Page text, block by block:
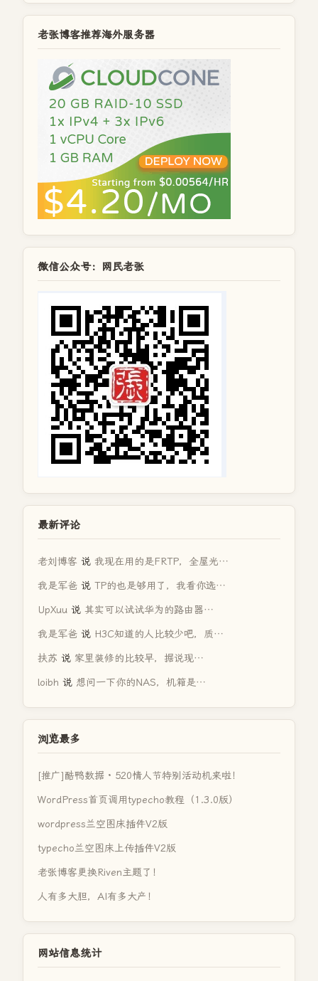
老张博客推荐海外服务器
微信公众号：网民老张
最新评论
老刘博客 说 我现在用的是FRTP，全屋光…
我是军爸 说 TP的也是够用了，我看你选…
UpXuu 说 其实可以试试华为的路由器…
我是军爸 说 H3C知道的人比较少吧，质…
扶苏 说 家里装修的比较早，据说现…
loibh 说 想问一下你的NAS，机箱是…
浏览最多
[推广]酷鸭数据 · 520情人节特别活动机来啦！
WordPress首页调用typecho教程（1.3.0版）
wordpress兰空图床插件V2版
typecho兰空图床上传插件V2版
老张博客更换Riven主题了！
人有多大胆，AI有多大产！
网站信息统计